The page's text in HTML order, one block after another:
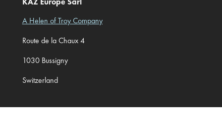
A Helen of Troy Company
Route de la Chaux 4
1030 Bussigny
Switzerland